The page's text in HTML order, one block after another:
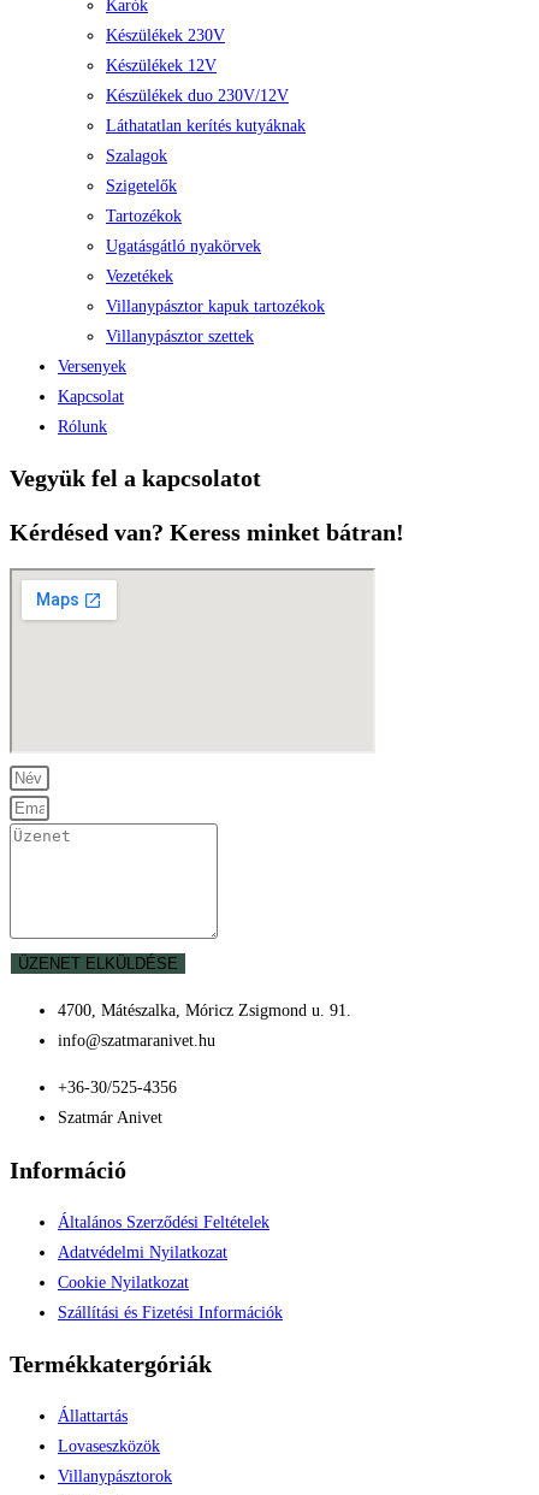
Karók
Készülékek 230V
Készülékek 12V
Készülékek duo 230V/12V
Láthatatlan kerítés kutyáknak
Szalagok
Szigetelők
Tartozékok
Ugatásgátló nyakörvek
Vezetékek
Villanypásztor kapuk tartozékok
Villanypásztor szettek
Versenyek
Kapcsolat
Rólunk
Vegyük fel a kapcsolatot
Kérdésed van? Keress minket bátran!
ÜZENET ELKÜLDÉSE
4700, Mátészalka, Móricz Zsigmond u. 91.
info@szatmaranivet.hu
+36-30/525-4356
Szatmár Anivet
Információ
Általános Szerződési Feltételek
Adatvédelmi Nyilatkozat
Cookie Nyilatkozat
Szállítási és Fizetési Információk
Termékkatergóriák
Állattartás
Lovaseszközök
Villanypásztorok